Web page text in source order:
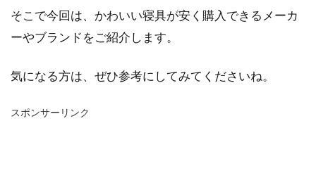
そこで今回は、かわいい寝具が安く購入できるメーカ
ーやブランドをご紹介します。
気になる方は、ぜひ参考にしてみてくださいね。
スポンサーリンク